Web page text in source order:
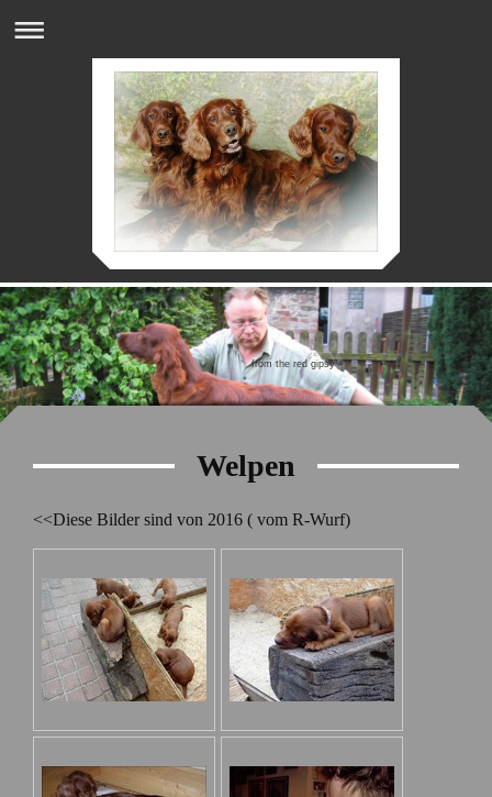
from the red gipsy
Welpen
<<Diese Bilder sind von 2016 ( vom R-Wurf)